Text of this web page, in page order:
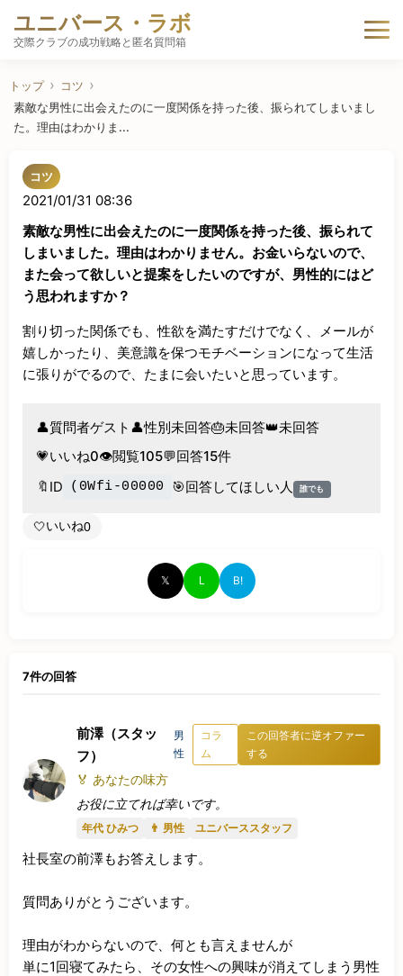
ユニバース・ラボ
交際クラブの成功戦略と匿名質問箱
トップ
コツ
素敵な男性に出会えたのに一度関係を持った後、振られてしまいまし
た。理由はわかりま...
コツ
2021/01/31 08:36
素敵な男性に出会えたのに一度関係を持った後、振られて
しまいました。理由はわかりません。お金いらないので、
また会って欲しいと提案をしたいのですが、男性的にはど
う思われますか？
割り切った関係でも、性欲を満たすだけでなく、メールが
嬉しかったり、美意識を保つモチベーションになって生活
に張りがでるので、たまに会いたいと思っています。
👤質問者ゲスト 👤性別未回答🎂未回答👑未回答
💗いいね0👁️閲覧105💬回答15件
🔖 ID (0Wfi-00000 🎯回答してほしい人 誰でも
🤍いいね0
𝕏 L B!
7件の回答
前澤（スタッ
フ）
男
性
コラ
ム
この回答者に逆オファー
する
🏅 あなたの味方
お役に立てれば幸いです。
年代 ひみつ 👨 男性 ユニバーススタッフ
社長室の前澤もお答えします。
質問ありがとうございます。
理由がわからないので、何とも言えませんが
単に1回寝てみたら、その女性への興味が消えてしまう男性